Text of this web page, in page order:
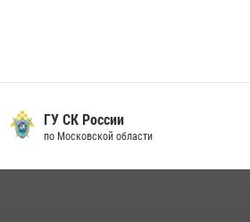
ГУ СК России
по Московской области